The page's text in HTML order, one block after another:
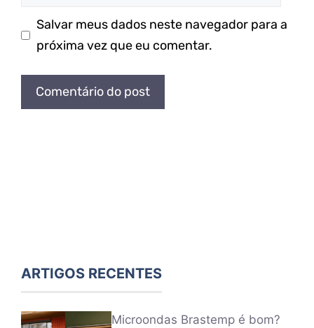
Salvar meus dados neste navegador para a
próxima vez que eu comentar.
ARTIGOS RECENTES
Microondas Brastemp é bom?